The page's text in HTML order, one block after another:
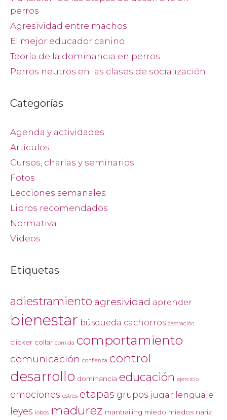
perros
Agresividad entre machos
El mejor educador canino
Teoría de la dominancia en perros
Perros neutros en las clases de socialización
Categorías
Agenda y actividades
Artículos
Cursos, charlas y seminarios
Fotos
Lecciones semanales
Libros recomendados
Normativa
Vídeos
Etiquetas
adiestramiento agresividad aprender
bienestar búsqueda cachorros castración
clicker collar comida comportamiento
comunicación confianza control
desarrollo dominancia educación ejercicio
emociones estrés etapas grupos jugar lenguaje
leyes lobos madurez mantrailing miedo miedos nariz